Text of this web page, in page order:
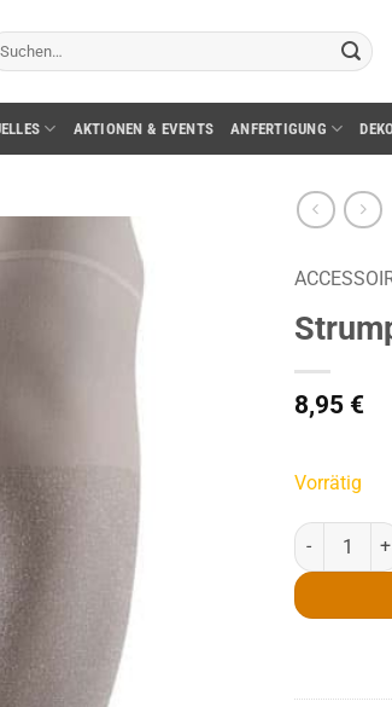
AKTIONEN & EVENTS ANFERTIGUNG
8,95 €
Vorrätig